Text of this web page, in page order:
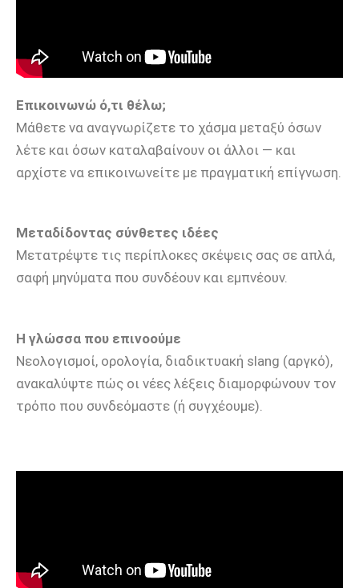
Επικοινωνώ ό,τι θέλω;
Μάθετε να αναγνωρίζετε το χάσμα μεταξύ όσων
λέτε και όσων καταλαβαίνουν οι άλλοι — και
αρχίστε να επικοινωνείτε με πραγματική επίγνωση.
Μεταδίδοντας σύνθετες ιδέες
Μετατρέψτε τις περίπλοκες σκέψεις σας σε απλά,
σαφή μηνύματα που συνδέουν και εμπνέουν.
Η γλώσσα που επινοούμε
Νεολογισμοί, ορολογία, διαδικτυακή slang (αργκό),
ανακαλύψτε πώς οι νέες λέξεις διαμορφώνουν τον
τρόπο που συνδεόμαστε (ή συγχέουμε).